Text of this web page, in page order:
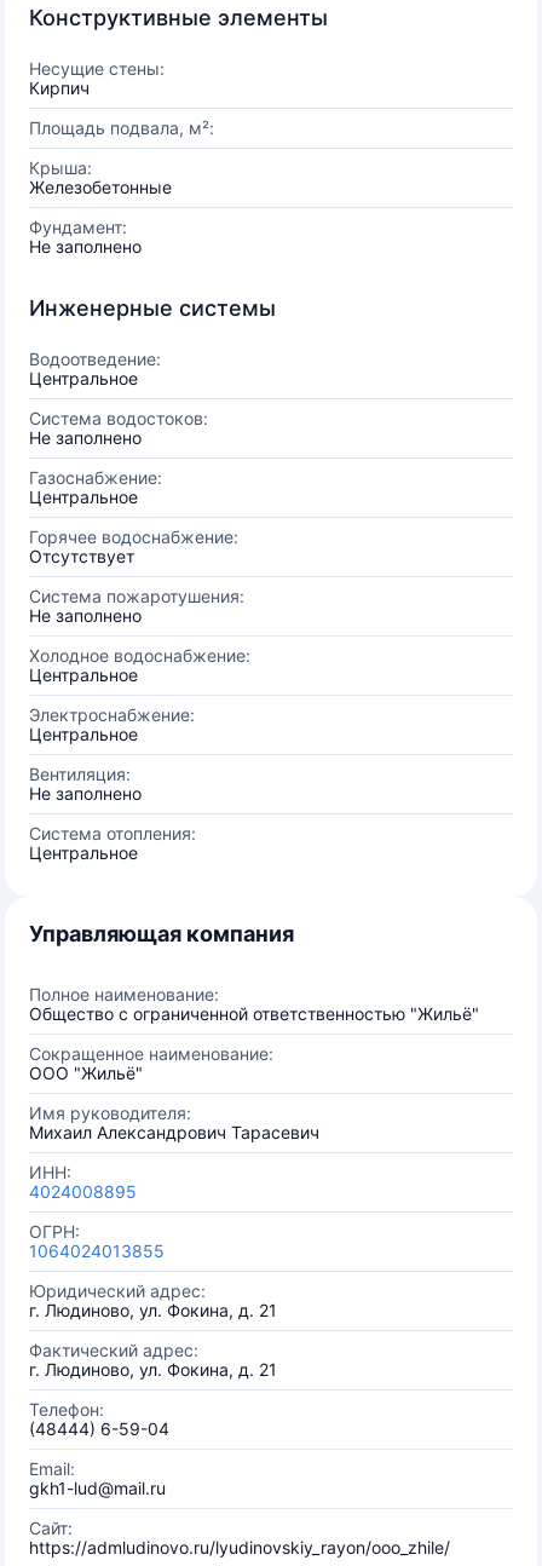
Конструктивные элементы
Несущие стены:
Кирпич
Площадь подвала, м²:
Крыша:
Железобетонные
Фундамент:
Не заполнено
Инженерные системы
Водоотведение:
Центральное
Система водостоков:
Не заполнено
Газоснабжение:
Центральное
Горячее водоснабжение:
Отсутствует
Система пожаротушения:
Не заполнено
Холодное водоснабжение:
Центральное
Электроснабжение:
Центральное
Вентиляция:
Не заполнено
Система отопления:
Центральное
Управляющая компания
Полное наименование:
Общество с ограниченной ответственностью "Жильё"
Сокращенное наименование:
ООО "Жильё"
Имя руководителя:
Михаил Александрович Тарасевич
ИНН:
4024008895
ОГРН:
1064024013855
Юридический адрес:
г. Людиново, ул. Фокина, д. 21
Фактический адрес:
г. Людиново, ул. Фокина, д. 21
Телефон:
(48444) 6-59-04
Email:
gkh1-lud@mail.ru
Сайт:
https://admludinovo.ru/lyudinovskiy_rayon/ooo_zhile/